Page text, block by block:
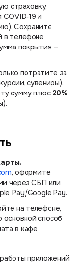
страховку,
и
Сохраните
в телефоне
покрытия —
потратите за
сувениры).
сумму плюс 20%
, оформите
через СБП или
Pay/Google Pay.
на телефоне,
основной способ
в кафе,
приложений